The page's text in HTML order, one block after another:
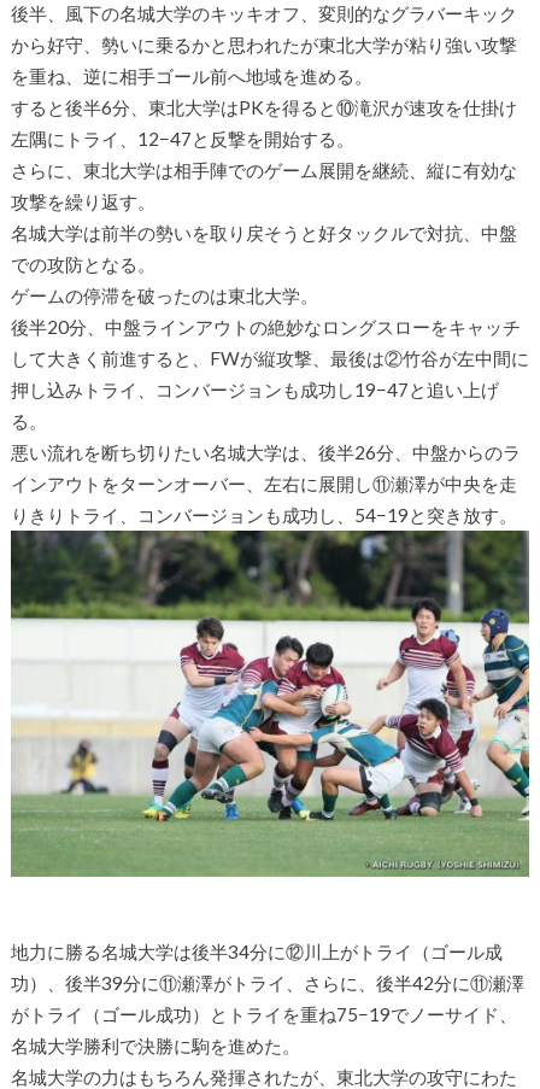
後半、風下の名城大学のキッキオフ、変則的なグラバーキック
から好守、勢いに乗るかと思われたが東北大学が粘り強い攻撃
を重ね、逆に相手ゴール前へ地域を進める。
すると後半6分、東北大学はPKを得ると⑩滝沢が速攻を仕掛け
左隅にトライ、12−47と反撃を開始する。
さらに、東北大学は相手陣でのゲーム展開を継続、縦に有効な
攻撃を繰り返す。
名城大学は前半の勢いを取り戻そうと好タックルで対抗、中盤
での攻防となる。
ゲームの停滞を破ったのは東北大学。
後半20分、中盤ラインアウトの絶妙なロングスローをキャッチ
して大きく前進すると、FWが縦攻撃、最後は②竹谷が左中間に
押し込みトライ、コンバージョンも成功し19−47と追い上げ
る。
悪い流れを断ち切りたい名城大学は、後半26分、中盤からのラ
インアウトをターンオーバー、左右に展開し⑪瀬澤が中央を走
りきりトライ、コンバージョンも成功し、54−19と突き放す。
地力に勝る名城大学は後半34分に⑫川上がトライ（ゴール成
功）、後半39分に⑪瀬澤がトライ、さらに、後半42分に⑪瀬澤
がトライ（ゴール成功）とトライを重ね75−19でノーサイド、
名城大学勝利で決勝に駒を進めた。
名城大学の力はもちろん発揮されたが、東北大学の攻守にわた